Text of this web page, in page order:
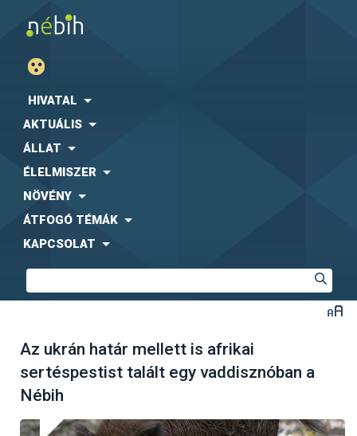
HIVATAL
AKTUÁLIS
ÁLLAT
ÉLELMISZER
NÖVÉNY
ÁTFOGÓ TÉMÁK
KAPCSOLAT
Az ukrán határ mellett is afrikai
sertéspestist talált egy vaddisznóban a
Nébih